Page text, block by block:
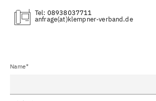
Tel: 08938037711
(at)
Name*